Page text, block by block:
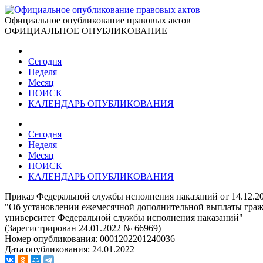
Официальное опубликование правовых актов
ОФИЦИАЛЬНОЕ ОПУБЛИКОВАНИЕ
Сегодня
Неделя
Месяц
ПОИСК
КАЛЕНДАРЬ ОПУБЛИКОВАНИЯ
Сегодня
Неделя
Месяц
ПОИСК
КАЛЕНДАРЬ ОПУБЛИКОВАНИЯ
Приказ Федеральной службы исполнения наказаний от
"Об установлении ежемесячной дополнительной выплаты
университет Федеральной службы исполнения наказаний"
(Зарегистрирован 24.01.2022 № 66969)
Номер опубликования: 0001202201240036
Дата опубликования: 24.01.2022